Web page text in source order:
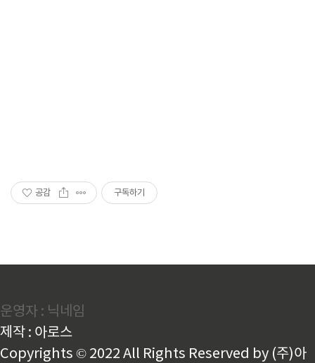
공감 구독하기
운영자 : 닉네임
제작 : 아로스
Copyrights © 2022 All Rights Reserved by (주)아